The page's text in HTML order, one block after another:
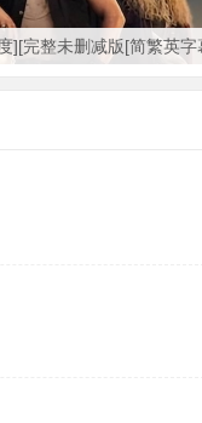
][完整未删减版[简繁英字